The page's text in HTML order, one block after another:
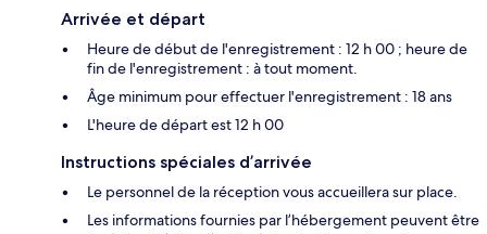
Arrivée et départ
Heure de début de l'enregistrement : 12 h 00 ; heure de
fin de l'enregistrement : à tout moment.
Âge minimum pour effectuer l'enregistrement : 18 ans
L'heure de départ est 12 h 00
Instructions spéciales d’arrivée
Le personnel de la réception vous accueillera sur place.
Les informations fournies par l’hébergement peuvent être